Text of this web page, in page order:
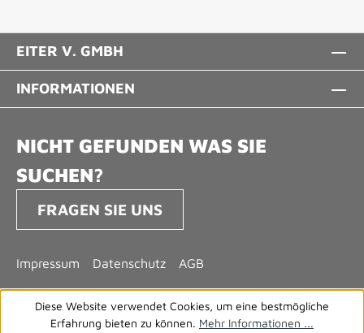
EITER V. GMBH
INFORMATIONEN
NICHT GEFUNDEN WAS SIE
SUCHEN?
FRAGEN SIE UNS
Impressum Datenschutz AGB
Diese Website verwendet Cookies, um eine bestmögliche
Erfahrung bieten zu können. Mehr Informationen ...